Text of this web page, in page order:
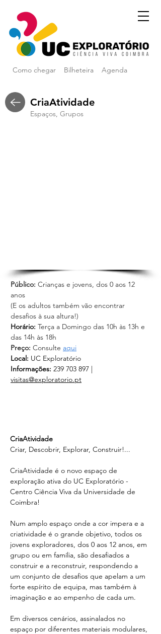
Como chegar Agenda
Bilheteira
CriaAtividade
Espaços, Grupos
Público: Crianças e jovens, dos 0 aos 12
anos
(E os adultos também vão encontrar
desafios à sua altura!)
Horário: Terça a Domingo das 10h às 13h e
das 14h às 18h
Preço: Consulte aqui
Local: UC Exploratório
Informações: 239 703 897 |
visitas@exploratorio.pt
CriaAtividade
Criar, Descobrir, Explorar, Construir!...
CriaAtividade é o novo espaço de
exploração ativa do UC Exploratório -
Centro Ciência Viva da Universidade de
Coimbra!
Num amplo espaço onde a cor impera e a
criatividade é o grande objetivo, todos os
jovens exploradores, dos 0 aos 12 anos, em
grupo ou em família, são desafiados a
construir e a reconstruir, respondendo a
um conjunto de desafios que apelam a um
forte espírito de equipa, mas também à
imaginação e ao empenho de cada um.
Em diversos cenários, assinalados no
espaço por diferentes materiais modulares,